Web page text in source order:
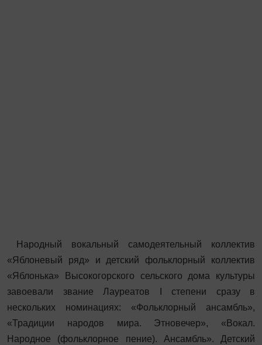
Народный вокальный самодеятельный коллектив
«Яблоневый ряд» и детский фольклорный коллектив
«Яблонька» Высокогорского сельского дома культуры
завоевали звание Лауреатов I степени сразу в
нескольких номинациях: «Фольклорный ансамбль»,
«Традиции народов мира. Этновечер», «Вокал.
Народное (фольклорное пение). Ансамбль». Детский